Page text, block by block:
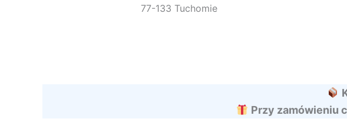
77-133 Tuchomie
Przy zamówieniu